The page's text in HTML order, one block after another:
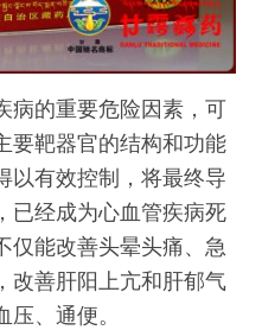
的重要危险因素，可
要靶器官的结构和功能
以有效控制，将最终导
已经成为心血管疾病死
仅能改善头晕头痛、急
改善肝阳上亢和肝郁气
、通便。